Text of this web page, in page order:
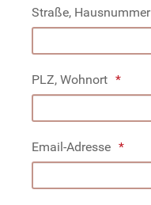
Straße, Hausnummer
PLZ, Wohnort
Email-Adresse